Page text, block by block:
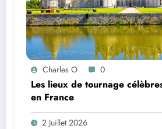
Charles O 0
Les lieux de tournage
en France
2 Juillet 2026